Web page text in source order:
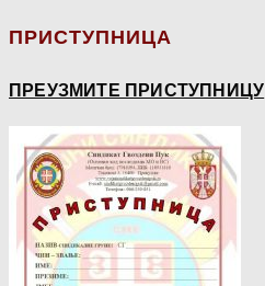
ПРИСТУПНИЦА
ПРЕУЗМИТЕ ПРИСТУПНИЦУ